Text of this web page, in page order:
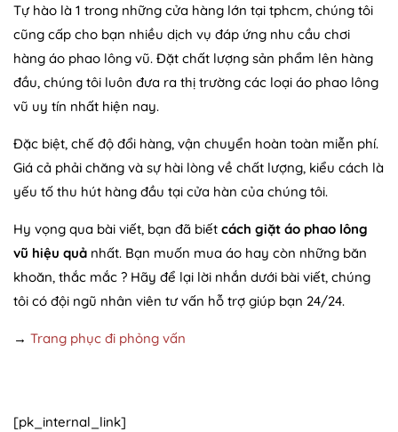
Tự hào là 1 trong những cửa hàng lớn tại tphcm, chúng tôi
cũng cấp cho bạn nhiều dịch vụ đáp ứng nhu cầu chơi
hàng áo phao lông vũ. Đặt chất lượng sản phẩm lên hàng
đầu, chúng tôi luôn đưa ra thị trường các loại áo phao lông
vũ uy tín nhất hiện nay.
Đặc biệt, chế độ đổi hàng, vận chuyển hoàn toàn miễn phí.
Giá cả phải chăng và sự hài lòng về chất lượng, kiểu cách là
yếu tố thu hút hàng đầu tại cửa hàn của chúng tôi.
Hy vọng qua bài viết, bạn đã biết cách giặt áo phao lông
vũ hiệu quả nhất. Bạn muốn mua áo hay còn những băn
khoăn, thắc mắc ? Hãy để lại lời nhắn dưới bài viết, chúng
tôi có đội ngũ nhân viên tư vấn hỗ trợ giúp bạn 24/24.
→ Trang phục đi phỏng vấn
[pk_internal_link]